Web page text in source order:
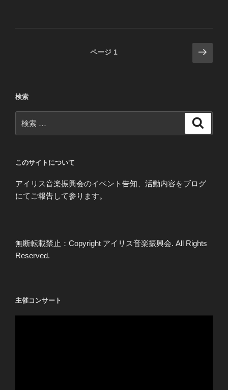
ビ
ー
シ
ン
ページ 1
次
の
検索
索:
このサイトについて
アイリス音楽振興会のイベント告知、活動内容をブログ
にてご報告して参ります。
無断転載禁止：Copyright アイリス音楽振興会. All Rights
Reserved.
主催コンサート